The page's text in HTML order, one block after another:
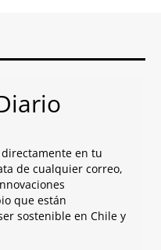
en tu
de cualquier correo,
que están
sostenible en Chile y